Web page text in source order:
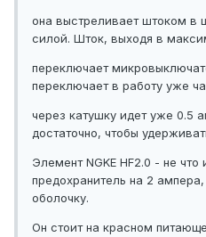
она выстреливает штоком в
силой. Шток, выходя в
переключает
переключает в работу уже
через катушку идет уже 0.5
достаточно, чтобы
Элемент NGKE HF2.0 - не
предохранитель на 2
оболочку.
Он стоит на красном